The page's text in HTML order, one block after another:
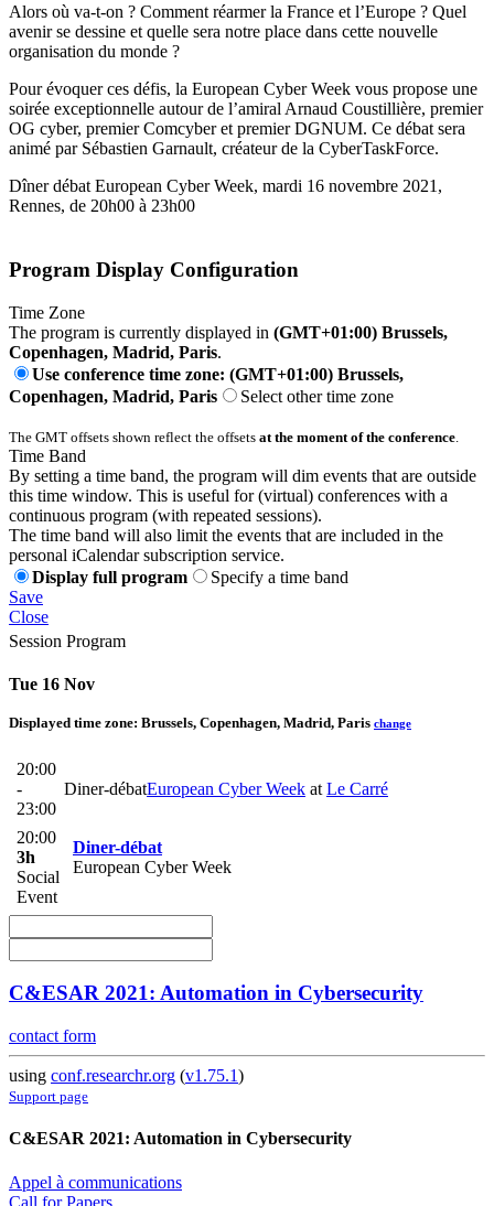
Alors où va-t-on ? Comment réarmer la France et l’Europe ? Quel
avenir se dessine et quelle sera notre place dans cette nouvelle
organisation du monde ?
Pour évoquer ces défis, la European Cyber Week vous propose une
soirée exceptionnelle autour de l’amiral Arnaud Coustillière, premier
OG cyber, premier Comcyber et premier DGNUM. Ce débat sera
animé par Sébastien Garnault, créateur de la CyberTaskForce.
Dîner débat European Cyber Week, mardi 16 novembre 2021,
Rennes, de 20h00 à 23h00
Program Display Configuration
Time Zone
The program is currently displayed in (GMT+01:00) Brussels,
Copenhagen, Madrid, Paris.
Use conference time zone: (GMT+01:00) Brussels,
Copenhagen, Madrid, Paris
Select other time zone
The GMT offsets shown reflect the offsets at the moment of the conference.
Time Band
By setting a time band, the program will dim events that are outside
this time window. This is useful for (virtual) conferences with a
continuous program (with repeated sessions).
The time band will also limit the events that are included in the
personal iCalendar subscription service.
Display full program
Specify a time band
Save
Close
Session Program
Tue 16 Nov
Displayed time zone: Brussels, Copenhagen, Madrid, Paris change
20:00
-
23:00
Diner-débatEuropean Cyber Week at Le Carré
20:00
3h
Social
Event
Diner-débat
European Cyber Week
C&ESAR 2021: Automation in Cybersecurity
contact form
using conf.researchr.org (v1.75.1)
Support page
C&ESAR 2021: Automation in Cybersecurity
Appel à communications
Call for Papers